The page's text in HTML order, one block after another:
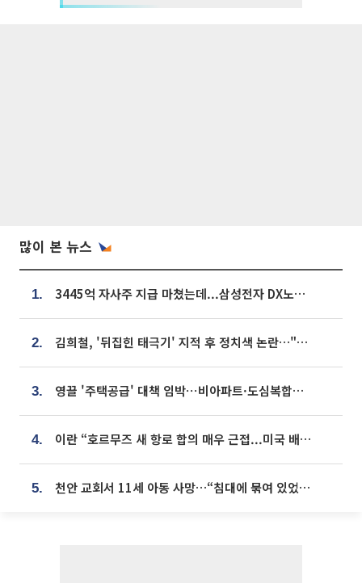
많이 본 뉴스
1. 3445억 자사주 지급 마쳤는데...삼성전자 DX노조, 뒤늦은 '떼쓰기 집회'
2. 김희철, '뒤집힌 태극기' 지적 후 정치색 논란…"좌우 떠나 우리나라 국기"
3. 영끌 '주택공급' 대책 임박⋯비아파트·도심복합까지 총동원
4. 이란 “호르무즈 새 항로 합의 매우 근접...미국 배상 먼저”
5. 천안 교회서 11세 아동 사망…“침대에 묶여 있었다” 진술 확보